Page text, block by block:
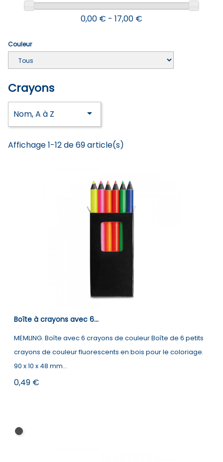
0,00 € - 17,00 €
Couleur
Crayons
Nom, A à Z 
Affichage 1-12 de 69 article(s)
Boîte à crayons avec 6...
MEMLING. Boîte avec 6 crayons de couleur Boîte de 6 petits
crayons de couleur fluorescents en bois pour le coloriage.
90 x 10 x 48 mm...
Prix
0,49 €
Noir